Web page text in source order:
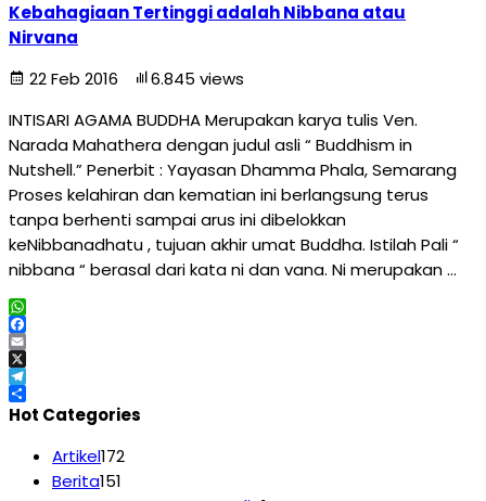
Kebahagiaan Tertinggi adalah Nibbana atau
Nirvana
22 Feb 2016
6.845 views
INTISARI AGAMA BUDDHA Merupakan karya tulis Ven.
Narada Mahathera dengan judul asli “ Buddhism in
Nutshell.” Penerbit : Yayasan Dhamma Phala, Semarang
Proses kelahiran dan kematian ini berlangsung terus
tanpa berhenti sampai arus ini dibelokkan
keNibbanadhatu , tujuan akhir umat Buddha. Istilah Pali “
nibbana “ berasal dari kata ni dan vana. Ni merupakan …
WhatsApp
Facebook
Email
X
Telegram
Share
Hot Categories
Artikel172
Berita151